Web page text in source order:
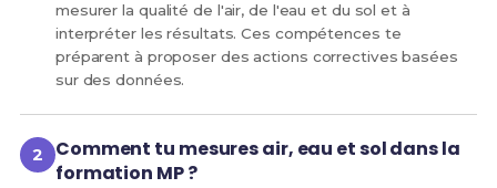
mesurer la qualité de l'air, de l'eau et du sol et à
interpréter les résultats. Ces compétences te
préparent à proposer des actions correctives basées
sur des données.
Comment tu mesures air, eau et sol dans la
formation MP ?